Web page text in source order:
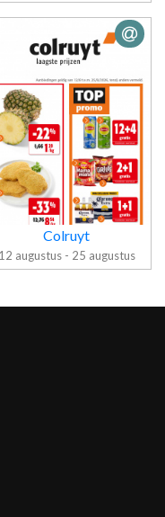
Folder Jumbo
Colruyt
12 augustus - 25 augustus